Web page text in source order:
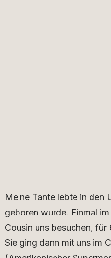
Meine Tante lebte in den
geboren wurde. Einmal
Cousin uns besuchen, für
Sie ging dann mit uns im